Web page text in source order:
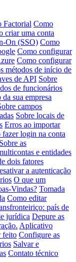
Factorial Como
criar uma conta
On (SSO) Como
Como configurar
Como configurar
métodos de início de
de API Sobre
de funcionários
sua empresa
campos
Sobre locais de
Erros ao importar
fazer login na conta
Sobre as
e entidades
dois fatores
a autenticação
O que um
Vindas? Tomada
Como editar
país de
jurídica Depure as
Aplicativo
feito Configure as
Salvar e
Contato técnico